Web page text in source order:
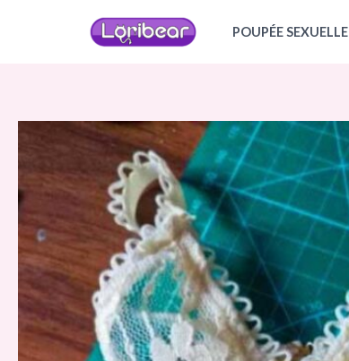
POUPÉE SEXUELLE